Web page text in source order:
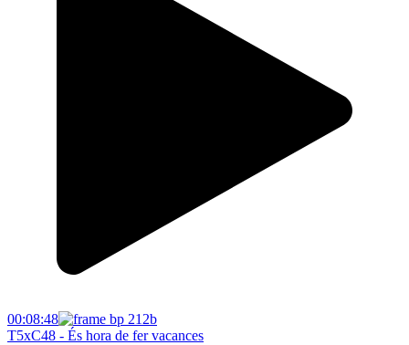
00:08:48
T5xC48 - És hora de fer vacances